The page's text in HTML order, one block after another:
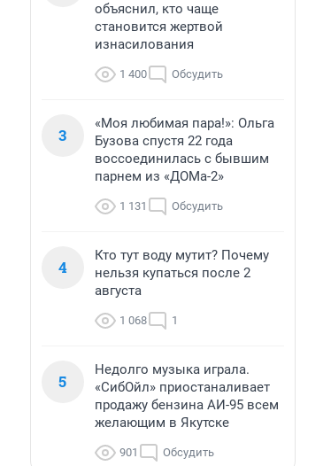
объяснил, кто чаще
становится жертвой
изнасилования
1 400 Обсудить
3
«Моя любимая пара!»: Ольга
Бузова спустя 22 года
воссоединилась с бывшим
парнем из «ДОМа-2»
1 131 Обсудить
4
Кто тут воду мутит? Почему
нельзя купаться после 2
августа
1 068 1
5
Недолго музыка играла.
«СибОйл» приостаналивает
продажу бензина АИ-95 всем
желающим в Якутске
901 Обсудить